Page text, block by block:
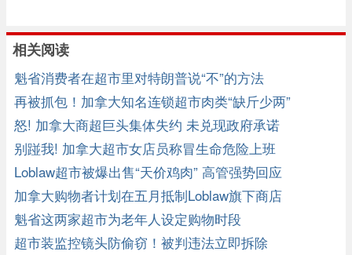
相关阅读
魁省消费者在超市里对特朗普说“不”的方法
再被抓包！加拿大知名连锁超市肉类“缺斤少两”
怒! 加拿大商超巨头集体失约 未兑现政府承诺
别踫我! 加拿大超市女店员称冒生命危险上班
Loblaw超市被爆出售“天价鸡肉” 高管强势回应
加拿大购物者计划在五月抵制Loblaw旗下商店
魁省这两家超市为老年人设定购物时段
超市装监控镜头防偷窃！被判违法立即拆除